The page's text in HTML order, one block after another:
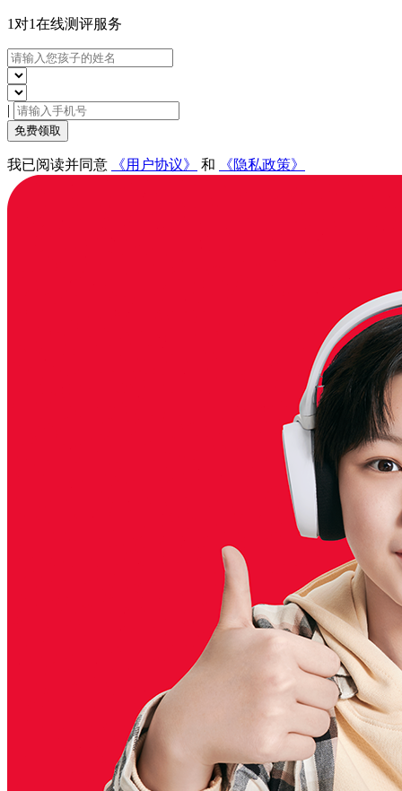
1对1在线测评服务
|
免费领取
我已阅读并同意 《用户协议》 和 《隐私政策》